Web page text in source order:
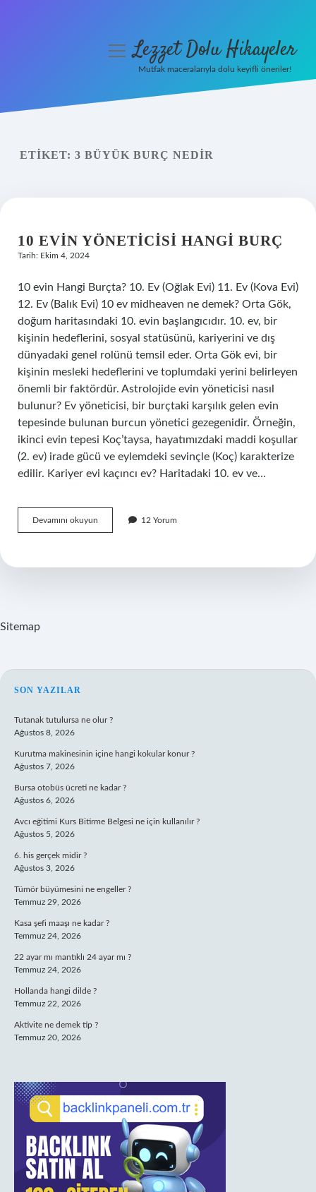
Yasal Uyarı
menüyüLezzet Dolu Hikayeler
Mutfak maceralarıyla dolu keyifli öneriler!
ETIKET: 3 BÜYÜK BURÇ NEDIR
10 EVIN YÖNETICISI HANGI BURÇ
Tarih: Ekim 4, 2024
10 evin Hangi Burçta? 10. Ev (Oğlak Evi) 11. Ev (Kova Evi)
12. Ev (Balık Evi) 10 ev midheaven ne demek? Orta Gök,
doğum haritasındaki 10. evin başlangıcıdır. 10. ev, bir
kişinin hedeflerini, sosyal statüsünü, kariyerini ve dış
dünyadaki genel rolünü temsil eder. Orta Gök evi, bir
kişinin mesleki hedeflerini ve toplumdaki yerini belirleyen
önemli bir faktördür. Astrolojide evin yöneticisi nasıl
bulunur? Ev yöneticisi, bir burçtaki karşılık gelen evin
tepesinde bulunan burcun yönetici gezegenidir. Örneğin,
ikinci evin tepesi Koç’taysa, hayatımızdaki maddi koşullar
(2. ev) irade gücü ve eylemdeki sevinçle (Koç) karakterize
edilir. Kariyer evi kaçıncı ev? Haritadaki 10. ev ve…
Devamını okuyun
Evin
Burç
12 Yorum
Sitemap
SIDEBAR
SON YAZILAR
Tutanak tutulursa ne olur ?
Ağustos 8, 2026
Kurutma makinesinin içine hangi kokular konur ?
Ağustos 7, 2026
Bursa otobüs ücreti ne kadar ?
Ağustos 6, 2026
Avcı eğitimi Kurs Bitirme Belgesi ne için kullanılır ?
Ağustos 5, 2026
6. his gerçek midir ?
Ağustos 3, 2026
Tümör büyümesini ne engeller ?
Temmuz 29, 2026
Kasa şefi maaşı ne kadar ?
Temmuz 24, 2026
22 ayar mı mantıklı 24 ayar mı ?
Temmuz 24, 2026
Hollanda hangi dilde ?
Temmuz 22, 2026
Aktivite ne demek tip ?
Temmuz 20, 2026